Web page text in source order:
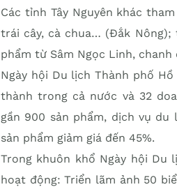
Các tỉnh Tây Nguyên khác
trái cây, cà chua… (Đắk
phẩm từ Sâm Ngọc Linh, chanh
Ngày hội Du lịch Thành phố
thành trong cả nước và 32
gần 900 sản phẩm, dịch vụ du
sản phẩm giảm giá đến 45%.
Trong khuôn khổ Ngày hội Du
hoạt động: Triển lãm ảnh 50